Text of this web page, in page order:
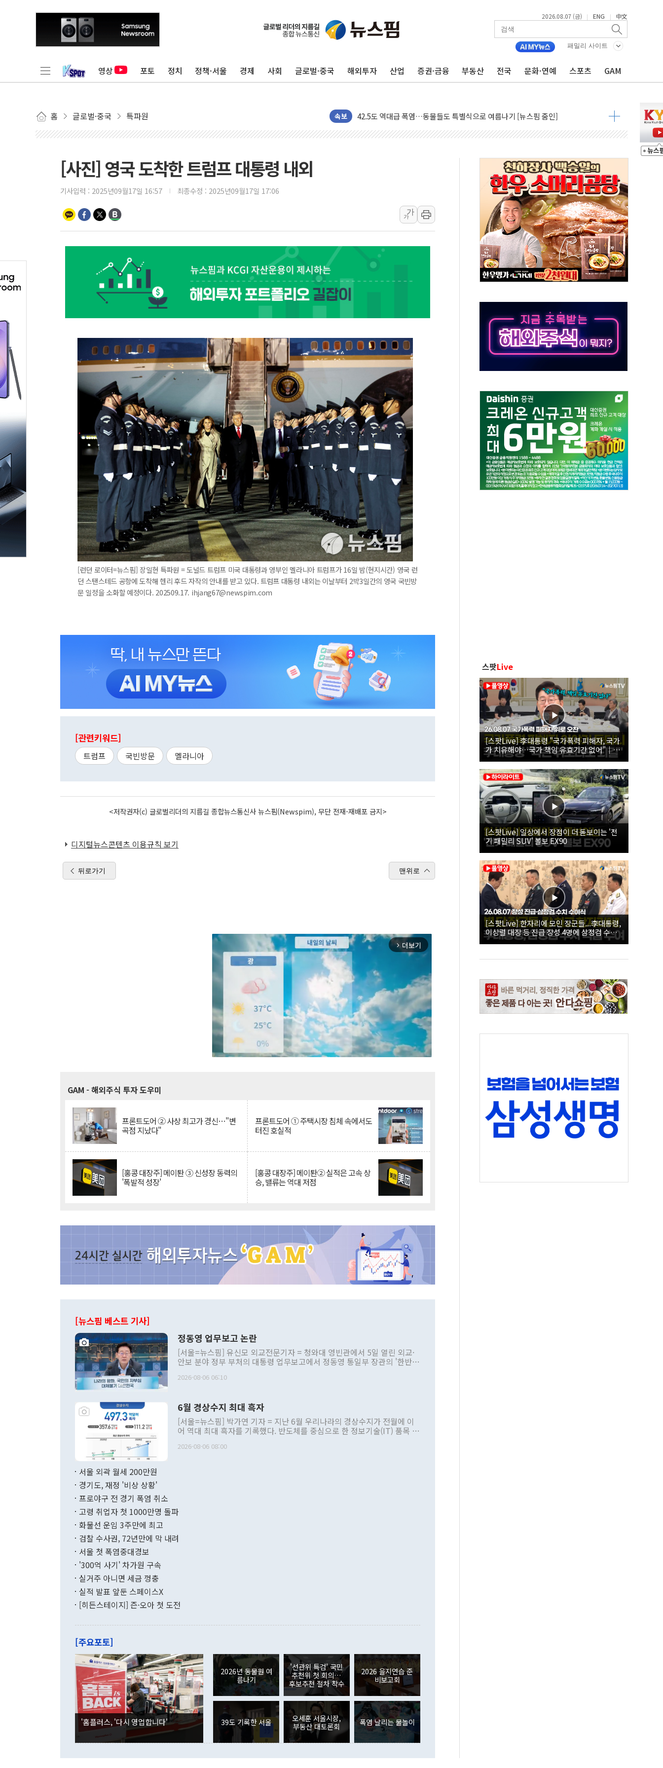
2026.08.07 (금) | ENG | 中文
패밀리 사이트
영상 포토 정치 정책·서울 경제 사회 글로벌·중국 해외투자 산업 증권·금융 부동산 전국 문화·연예 스포츠 GAM
홈 글로벌·중국 특파원 속보
'찜통더위'에 전력수요 역대 최고치 경신…한낮 총수요 104.3GW 기록
후티 반군, 예멘 정부군과 사우디 동시 공격… 위기 고조되는 또 다른 중동 화약고
경찰, 9월부터 '가족 사건' 못 맡는다…상피제 실시
포스코홀딩스, 포스코인터·DX 지분 일부 매각
40.2도 찍은 서울 등 폭염중대경보 해제…누적 온열질환자 2872명
"文정부 악몽 재현 안돼"...李 부동산 세제안에 與 내부서 '총선·대선 직격탄' 우려
신세계사이먼 '대구 프리미엄 아울렛' 건립 '본궤도'
李대통령, 호우 피해 경북 안동·의성 특별재난지역 선포
'변기 수리' 집주인에게 흉기 휘두른 30대 세입자…경찰, 현행범 체포
워트, 상반기 영업이익 30억원
프롬바이오, 10일 거래 재개…"재무구조 개편"
NH농협생명, 농작업 중 온열질환 보장…폭염기 신속 보상 강화
아바코, 2분기 매출 120억원
푸본현대생명, 육군 3군단과 군 장병 금융교육·전역 지원 협약
교보생명, '교보K-맞춤건강보험' 6개월 배타적사용권 획득
벼랑 끝 선 '동전주' 무더기 상폐 위기…관리종목 우려 지정예고 총 63개
[사진] 영국 도착한 트럼프 대통령 내외
기사입력 : 2025년09월17일 16:57 최종수정 : 2025년09월17일 17:06
가
가
[런던 로이터=뉴스핌] 장일현 특파원 = 도널드 트럼프 미국 대통령과 영부인 멜라니아 트럼프가 16일 밤(현지시간) 영국 런
던 스탠스테드 공항에 도착해 헨리 후드 자작의 안내를 받고 있다. 트럼프 대통령 내외는 이날부터 2박3일간의 영국 국빈방
문 일정을 소화할 예정이다. 202509.17. ihjang67@newspim.com
[관련키워드]
트럼프 국빈방문 멜라니아
<저작권자(c) 글로벌리더의 지름길 종합뉴스통신사 뉴스핌(Newspim), 무단 전재-재배포 금지>
디지털뉴스콘텐츠 이용규칙 보기
뒤로가기 맨위로
arrow_forward_ios 더보기
GAM - 해외주식 투자 도우미
프론트도어 ② 사상 최고가 경신…"변
곡점 지났다"
프론트도어 ① 주택시장 침체 속에서도
터진 호실적
[홍콩 대장주] 메이퇀 ③ 신성장 동력의
'폭발적 성장'
[홍콩 대장주] 메이퇀② 실적은 고속 상
승, 밸류는 역대 저점
[뉴스핌 베스트 기사]
정동영 업무보고 논란
[서울=뉴스핌] 유신모 외교전문기자 = 청와대 영빈관에서 5일 열린 외교·
안보 분야 정부 부처의 대통령 업무보고에서 정동영 통일부 장관의 '한반도
발언 중에는 정부 내 조율을 거치지 않은 사안을 정책으로 추진하겠다고 공
주의적 희망에 근거한 비현실적 구상'이라는 비판을 내놨다. 그동안 정 장
관의 대북 정책 관련 발언이 물의를 빚은 적은 여러 번 있지만 대통령과 유
관 부처 장관이 공개적으로 부정적 입장을 표명한 것은 이례적이다. 정 장
관의 무리한 대북 접근법과 월권을 제어해야 한다는 목소리도 높아지고 있
다. [정동영 통일부 장관이 지난달 23일 오후 서울 종로구 정부서울청사에
무너졌다고도 했다. 또 "현 시점에서 흘러간 선(先)비핵화만 되뇌는 것은
함께 4자 대화의 동력을 확보하기 위해 최선을 다할 것"이라고 말했다. 하
"우리의 선의대로 하는 게 과연 한반도의 평화와 안정에 플러스냐, 결론적
관은 업무보고 사후 브리핑에서 정 장관이 언급한 '4자 회담'에 대해 "이상
이 9월 러시아 블라디보스토크에서 열리는 '동방경제포럼(EEF)'을 언급하
며 "정부 차원에서 (참석을) 검토하고 있다"고 발언한 데 대해서도 조 장관
은 "그것은 외교부의 몫"이라며 "아직 거기까지 진도가 나가지 않았다"고
잘랐다. 정 장관이 이날 소개한 대북 구상과 설명은 정부 내 조율을 거치지
않았다는 점에서 문제가 있다. 특히 주적 표현 대체와 국호 사용, 9·19 군
사합의 복원, 4자회담 추진 등은 통일부 장관이 결정할 사안이 아니어서 월
권이라는 지적이 나오고 있다. 이 대통령은 정 장관의 업무보고를 듣고 난
뒤 "여기 업무보고에 발표했다고 승인난 건 아니다"라고 재차 확인했다. 정
부의 한 소식통은 "정 장관의 발언 내용은 대부분 국가안전보장회의(NSC)
를 거쳐 결정된 사안이 아닌 정 장관의 개인적 생각에 가깝다"며 "안보 관
련 부처 장관이 정부의 공식 정책이 아닌 사안을 추진하겠다고 업무보고를
하고 대통령의 면전에서 '국군통수권자가 나서야 한다'고 주장한 것은 심각
2026-08-06 06:10
6월 경상수지 최대 흑자
[서울=뉴스핌] 박가연 기자 = 지난 6월 우리나라의 경상수지가 전월에 이
어 역대 최대 흑자를 기록했다. 반도체를 중심으로 한 정보기술(IT) 품목 수
료=한국은행] 한국은행이 6일 발표한 '2026년 6월 국제수지(잠정)'에 따르
며 월간 기준 처음으로 1000억달러를 넘어섰다. 상품수입은 644억8000만
196.9% 급증했고 컴퓨터·주변기기(SSD)는 282.7% 증가했다. IT 품목
수출은 160.4% 늘었으며 비IT 품목도 ▲석유제품(47.5%) ▲화공품
기록했지만 지식재산권사용료수지는 전월 흑자에서 4억4000만달러 적자
로 전환됐다. 본원소득수지는 배당소득을 중심으로 32억7000만달러 흑자
는 배당수입이 늘어난 데다 전월 분기배당에 따른 기저효과로 배당지급이
였던 올해 3월(369억9000만달러)을 넘어선 것이다. 직접투자에서는 내국
인의 해외투자가 80억1000만달러, 외국인의 국내투자가 46억3000만달러
각각 증가했다. 증권투자에서는 외국인의 국내 주식 매도세가 이어졌다. 외
국인의 국내 주식 투자는 차익실현 매도 등의 영향으로 316억1000만달러
감소하며 전월(-310억5000만달러)에 이어 역대 최대 순매도 기록을 다시
경신했다. 외국인의 국내 채권투자는 세계국채지수(WGBI) 자금 유입에도
분기 말 만기도래 영향으로 증가 폭이 줄어든 52억9000만달러를 기록했
다. 내국인의 해외 증권투자는 주식을 중심으로 35억6000만달러 증가했
다. eoyn2@newspim.com
2026-08-06 08:00
서울 외곽 월세 200만원
경기도, 재정 '비상 상황'
프로야구 전 경기 폭염 취소
고령 취업자 첫 1000만명 돌파
화물선 운임 3주만에 최고
검찰 수사권, 72년만에 막 내려
서울 첫 폭염중대경보
'300억 사기' 차가원 구속
실거주 아니면 세금 껑충
실적 발표 앞둔 스페이스X
[히든스테이지] 즌·오아 첫 도전
[주요포토]
'홈플러스, '다시 영업합니다'
2026년 동물원 여
름나기
'선관위 특검' 국민
추천위 첫 회의…
후보추천 절차 착수
2026 을지연습 준
비보고회
39도 기록한 서울
오세훈 서울시장,
부동산 대토론회
폭염 날리는 물놀이
스팟Live
[스팟Live] 李대통령 "국가폭력 피해자, 국가
가 치유해야…국가 책임 유효기간 없어"｜
26.08.07 국가폭력 피해자 위로 오찬
[스팟Live] 일상에서 장점이 더 돋보이는 '전
기 패밀리 SUV' 볼보 EX90
[스팟Live] 한자리에 모인 장군들...李대통령,
이상렬 대장 등 진급 장성 4명에 삼정검 수치
직접 수여｜26.08.07 장성 진급·삼정검 수치